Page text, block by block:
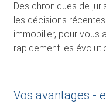
Des chroniques de
les décisions
immobilier, pour vous
rapidement les
Vos avantages -